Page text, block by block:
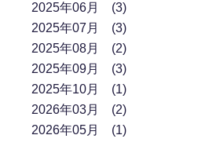
2025年06月
3
2025年07月
3
2025年08月
2
2025年09月
3
2025年10月
1
2026年03月
2
2026年05月
1